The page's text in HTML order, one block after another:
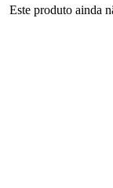
Este produto ainda